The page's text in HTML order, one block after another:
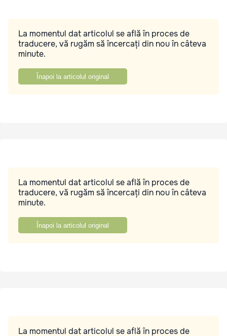
La momentul dat articolul se află în proces de
traducere, vă rugăm să încercați din nou în câteva
minute.
Înapoi la articolul original
La momentul dat articolul se află în proces de
traducere, vă rugăm să încercați din nou în câteva
minute.
Înapoi la articolul original
La momentul dat articolul se află în proces de